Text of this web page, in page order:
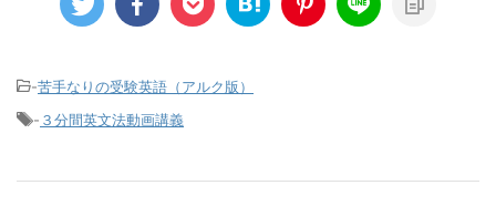
-苦手なりの受験英語（アルク版）
- ３分間英文法動画講義